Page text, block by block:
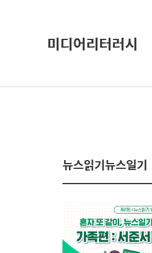
미디어리터러시
뉴스읽기뉴스일기